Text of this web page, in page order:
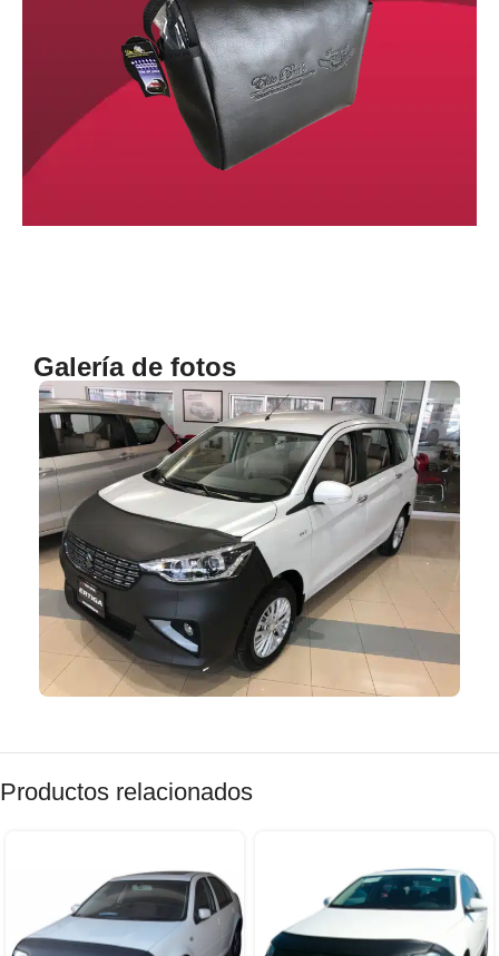
Galería de fotos
Productos relacionados